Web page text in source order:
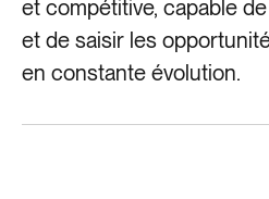
et compétitive, capable
et de saisir les
en constante évolution.